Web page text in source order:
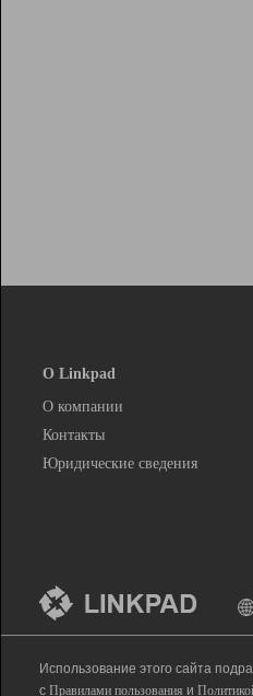
О Linkpad
О компании
Контакты
Юридические сведения
Использование этого сайта
с Правилами пользования и